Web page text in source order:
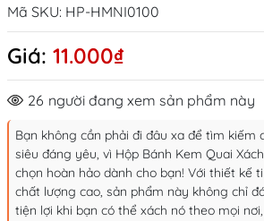
Mã SKU: HP-HMNI0100
Giá: 11.000₫
26 người đang xem sản phẩm này
Bạn không cần phải đi đâu xa để tìm kiếm
siêu đáng yêu, vì Hộp Bánh Kem Quai
chọn hoàn hảo dành cho bạn! Với thiết kế
chất lượng cao, sản phẩm này không chỉ
tiện lợi khi bạn có thể xách nó theo mọi